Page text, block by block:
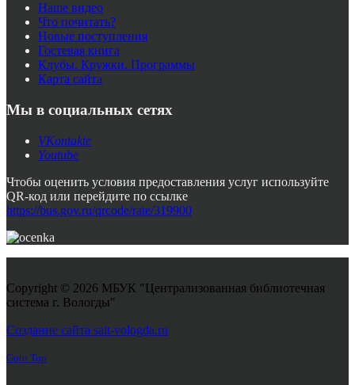
Наше видео
Что почитать?
Новые поступления
Гостевая книга
Клубы. Кружки. Программы
Карта сайта
Мы в социальных сетях
VKontakte
Youtube
Чтобы оценить условия предоставления услуг используйте
QR-код или перейдите по ссылке
https://bus.gov.ru/qrcode/rate/319900
Copyright © 2026 МБУК "Централизованная библиотечная
система г. Вологды"
Создание сайта sait-vologda.ru
Goto Top